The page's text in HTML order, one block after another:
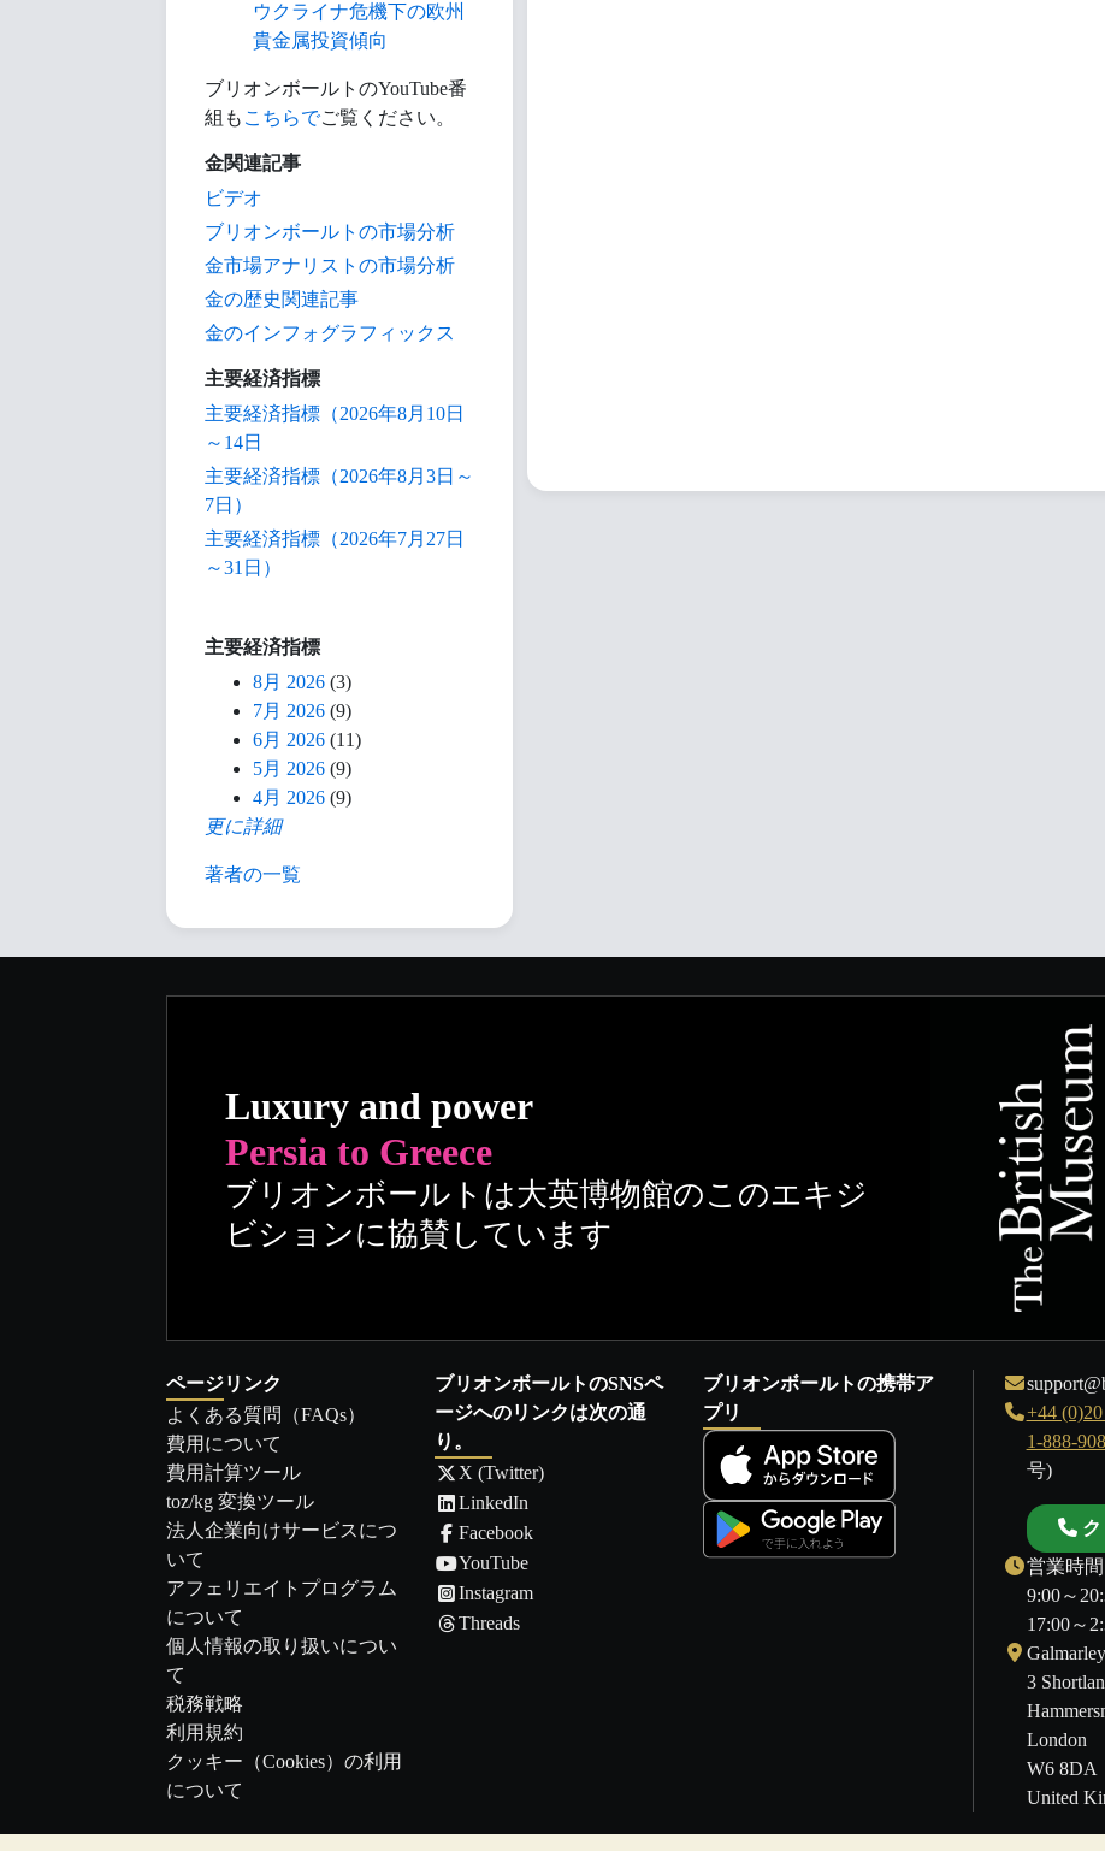
ウクライナ危機下の欧州
貴金属投資傾向
ブリオンボールトのYouTube番
組も こちらでご覧ください。
金関連記事
ビデオ
ブリオンボールトの市場分析
金市場アナリストの市場分析
金の歴史関連記事
金のインフォグラフィックス
主要経済指標
主要経済指標（2026年8月10日
～14日
主要経済指標（2026年8月3日～
7日）
主要経済指標（2026年7月27日
～31日）
主要経済指標
8月 2026 (3)
7月 2026 (9)
6月 2026 (11)
5月 2026 (9)
4月 2026 (9)
更に詳細
著者の一覧
Luxury and power
Persia to Greece
ブリオンボールトは大英博物館のこのエキジ
ビションに協賛しています
ページリンク
よくある質問（FAQs）
費用について
費用計算ツール
toz/kg 変換ツール
法人企業向けサービスにつ
いて
アフェリエイトプログラム
について
個人情報の取り扱いについ
て
税務戦略
利用規約
クッキー（Cookies）の利用
について
ブリオンボールトのSNSペ
ージへのリンクは次の通
り。
X (Twitter)
LinkedIn
Facebook
YouTube
Instagram
Threads
ブリオンボールトの携帯ア
プリ
+44
1-888-
号)
ク
営業時
9:00～
17:00～
3
London
W6 8DA
United